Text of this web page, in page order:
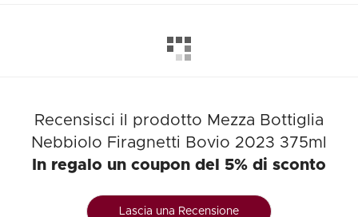
Recensisci il prodotto Mezza Bottiglia
Nebbiolo Firagnetti Bovio 2023 375ml
In regalo un coupon del 5% di sconto
Lascia una Recensione